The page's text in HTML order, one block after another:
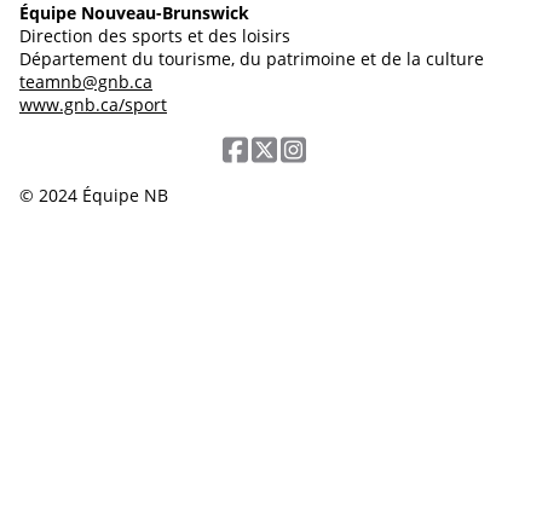
Équipe Nouveau-Brunswick
Direction des sports et des loisirs
Département du tourisme, du patrimoine et de la culture
teamnb@gnb.ca
www.gnb.ca/sport
© 2024 Équipe NB